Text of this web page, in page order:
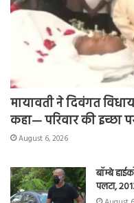
मायावती ने दिवंगत
कहा— परिवार की इच्छा
August 6, 2026
बॉम्बे
पलटा,